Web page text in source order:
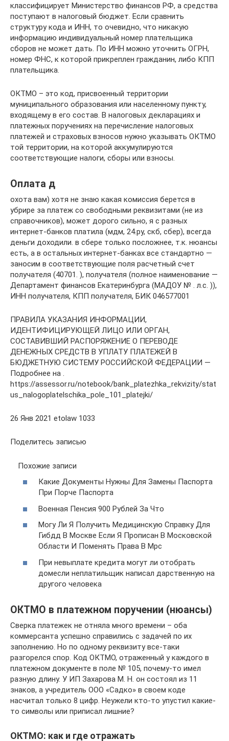
классифицирует Министерство финансов РФ, а средства
поступают в налоговый бюджет. Если сравнить
структуру кода и ИНН, то очевидно, что никакую
информацию индивидуальный номер плательщика
сборов не может дать. По ИНН можно уточнить ОГРН,
номер ФНС, к которой прикреплен гражданин, либо КПП
плательщика.
ОКТМО – это код, присвоенный территории
муниципального образования или населенному пункту,
входящему в его состав. В налоговых декларациях и
платежных поручениях на перечисление налоговых
платежей и страховых взносов нужно указывать ОКТМО
той территории, на которой аккумулируются
соответствующие налоги, сборы или взносы.
Оплата д
охота вам) хотя не знаю какая комиссия берется в
убрире за платеж со свободными реквизитами (не из
справочников), может дорого сильно, я с разных
интернет-банков платила (мдм, 24.ру, скб, сбер), всегда
деньги доходили. в сбере только посложнее, т.к. нюансы
есть, а в остальных интернет-банках все стандартно —
заносим в соответствующие поля расчетный счет
получателя (40701. ), получателя (полное наименование —
Департамент финансов Екатеринбурга (МАДОУ № . л.с. )),
ИНН получателя, КПП получателя, БИК 046577001
ПРАВИЛА УКАЗАНИЯ ИНФОРМАЦИИ,
ИДЕНТИФИЦИРУЮЩЕЙ ЛИЦО ИЛИ ОРГАН,
СОСТАВИВШИЙ РАСПОРЯЖЕНИЕ О ПЕРЕВОДЕ
ДЕНЕЖНЫХ СРЕДСТВ В УПЛАТУ ПЛАТЕЖЕЙ В
БЮДЖЕТНУЮ СИСТЕМУ РОССИЙСКОЙ ФЕДЕРАЦИИ —
Подробнее на .
https://assessor.ru/notebook/bank_platezhka_rekvizity/stat
us_nalogoplatelschika_pole_101_platejki/
26 Янв 2021 etolaw 1033
Поделитесь записью
Похожие записи
Какие Документы Нужны Для Замены Паспорта
При Порче Паспорта
Военная Пенсия 900 Рублей За Что
Могу Ли Я Получить Медицинскую Справку Для
Гибдд В Москве Если Я Прописан В Московской
Области И Поменять Права В Мрс
При невыплате кредита могут ли отобрать
домесли неплатильщик написал дарственную на
другого человека
ОКТМО в платежном поручении (нюансы)
Сверка платежек не отняла много времени – оба
коммерсанта успешно справились с задачей по их
заполнению. Но по одному реквизиту все-таки
разгорелся спор. Код ОКТМО, отраженный у каждого в
платежном документе в поле № 105, почему-то имел
разную длину. У ИП Захарова М. Н. он состоял из 11
знаков, а учредитель ООО «Садко» в своем коде
насчитал только 8 цифр. Неужели кто-то упустил какие-
то символы или приписал лишние?
ОКТМО: как и где отражать